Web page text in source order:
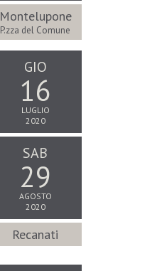
Montelupone
P.zza del Comune
GIO
16
LUGLIO
2020
SAB
29
AGOSTO
2020
Recanati